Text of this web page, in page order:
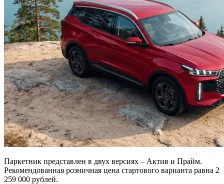
Паркетник представлен в двух версиях – Актив и Прайм.
Рекомендованная розничная цена стартового варианта равна 2
259 000 рублей.